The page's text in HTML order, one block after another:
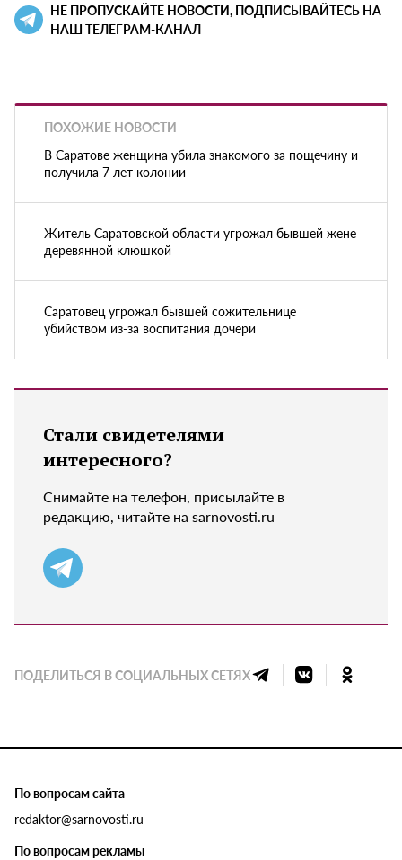
НЕ ПРОПУСКАЙТЕ НОВОСТИ, ПОДПИСЫВАЙТЕСЬ НА
НАШ ТЕЛЕГРАМ-КАНАЛ
ПОХОЖИЕ НОВОСТИ
В Саратове женщина убила знакомого за пощечину и
получила 7 лет колонии
Житель Саратовской области угрожал бывшей жене
деревянной клюшкой
Саратовец угрожал бывшей сожительнице
убийством из-за воспитания дочери
Стали свидетелями
интересного?
Снимайте на телефон, присылайте в
редакцию, читайте на sarnovosti.ru
ПОДЕЛИТЬСЯ В СОЦИАЛЬНЫХ СЕТЯХ
По вопросам сайта
redaktor@sarnovosti.ru
По вопросам рекламы